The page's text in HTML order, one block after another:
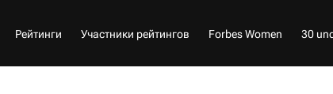
Рейтинги Участники рейтингов Forbes Women 30